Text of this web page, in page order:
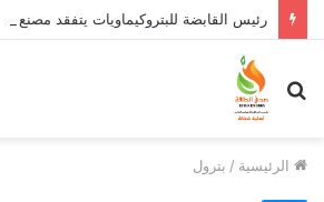
بحث
عن
الرئيسية / بترول